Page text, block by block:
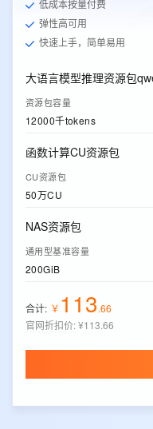
低成本按量付费
弹性高可用
快速上手，简单易用
大语言模型推理资源包
资源包容量
12000千tokens
函数计算CU资源包
CU资源包
50万CU
NAS资源包
通用型基准容量
200GiB
合计: ￥ 113.66
官网折扣价:¥113.66